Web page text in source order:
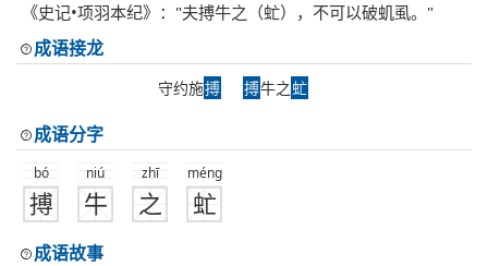
《史记•项羽本纪》："夫搏牛之（虻），不可以破虮虱。"
成语接龙
守约施搏 搏牛之虻
成语分字
bó
搏
niú
牛
zhī
之
méng
虻
成语故事